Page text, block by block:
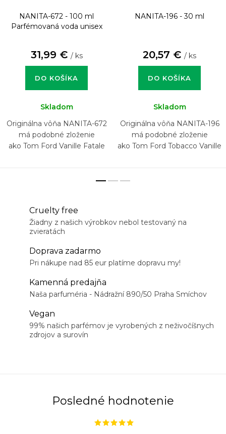
NANITA-672 - 100 ml
Parfémovaná voda unisex
31,99 € / ks
DO KOŠÍKA
Skladom
Originálna vôňa NANITA-672
má podobné zloženie
ako Tom Ford Vanille Fatale
NANITA-196 - 30 ml
20,57 € / ks
DO KOŠÍKA
Skladom
Originálna vôňa NANITA-196
má podobné zloženie
ako Tom Ford Tobacco Vanille
Cruelty free
Žiadny z našich výrobkov nebol testovaný na
zvieratách
Doprava zadarmo
Pri nákupe nad 85 eur platíme dopravu my!
Kamenná predajňa
Naša parfuméria - Nádražní 890/50 Praha Smíchov
Vegan
99% našich parfémov je vyrobených z neživočíšnych
zdrojov a surovín
Posledné hodnotenie